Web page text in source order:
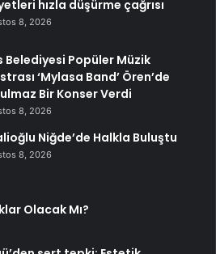
hızla düşürme çağrısı
8, 2026
Belediyesi Popüler Müzik
‘Mylasa Band’ Ören’de
Bir Konser Verdi
8, 2026
Niğde’de Halkla Buluştu
8, 2026
Olacak Mı?